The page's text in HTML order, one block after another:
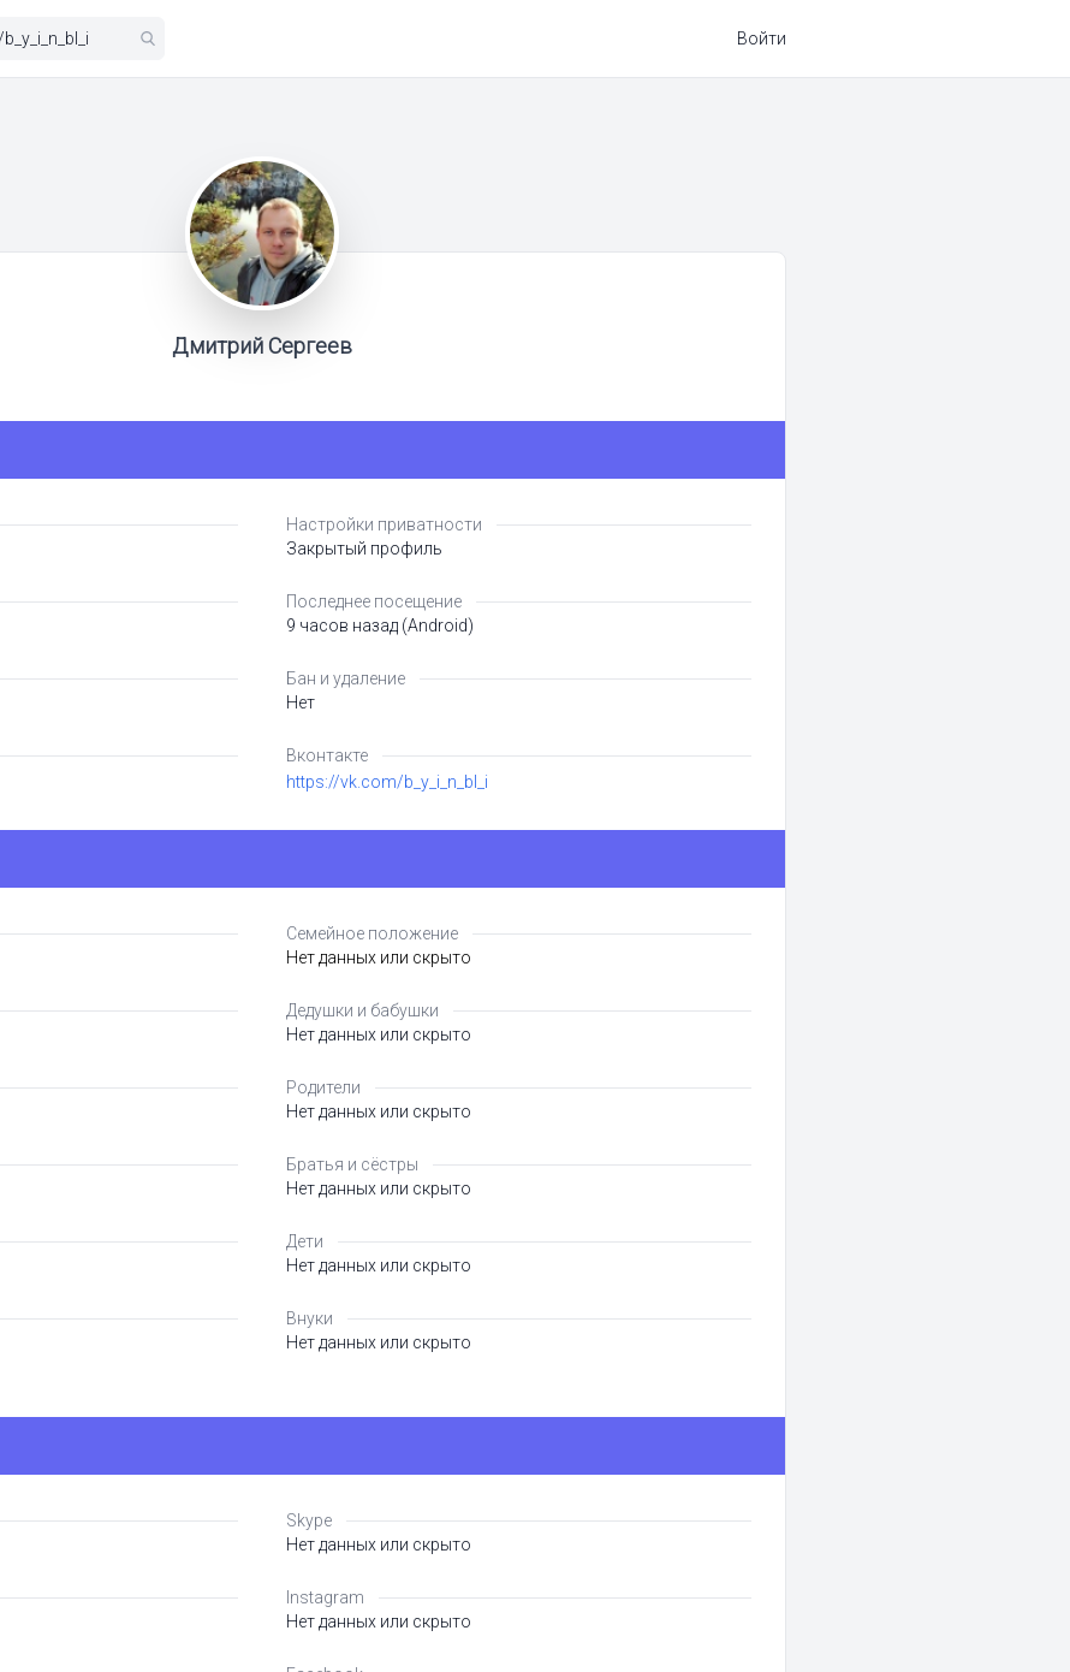
Войти
Дмитрий Сергеев
Настройки приватности
Закрытый профиль
Последнее посещение
9 часов назад (Android)
Бан и удаление
Нет
Вконтакте
https://vk.com/b_y_i_n_bl_i
Семейное положение
Нет данных или скрыто
Дедушки и бабушки
Нет данных или скрыто
Родители
Нет данных или скрыто
Братья и сёстры
Нет данных или скрыто
Дети
Нет данных или скрыто
Внуки
Нет данных или скрыто
Skype
Нет данных или скрыто
Instagram
Нет данных или скрыто